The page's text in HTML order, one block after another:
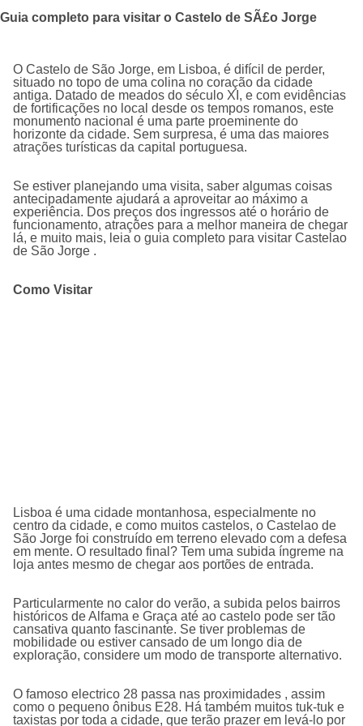
Guia completo para visitar o Castelo de SÃ£o Jorge
O Castelo de São Jorge, em Lisboa, é difícil de perder,
situado no topo de uma colina no coração da cidade
antiga. Datado de meados do século XI, e com evidências
de fortificações no local desde os tempos romanos, este
monumento nacional é uma parte proeminente do
horizonte da cidade. Sem surpresa, é uma das maiores
atrações turísticas da capital portuguesa.
Se estiver planejando uma visita, saber algumas coisas
antecipadamente ajudará a aproveitar ao máximo a
experiência. Dos preços dos ingressos até o horário de
funcionamento, atrações para a melhor maneira de chegar
lá, e muito mais, leia o guia completo para visitar Castelao
de São Jorge .
Como Visitar
Lisboa é uma cidade montanhosa, especialmente no
centro da cidade, e como muitos castelos, o Castelao de
São Jorge foi construído em terreno elevado com a defesa
em mente. O resultado final? Tem uma subida íngreme na
loja antes mesmo de chegar aos portões de entrada.
Particularmente no calor do verão, a subida pelos bairros
históricos de Alfama e Graça até ao castelo pode ser tão
cansativa quanto fascinante. Se tiver problemas de
mobilidade ou estiver cansado de um longo dia de
exploração, considere um modo de transporte alternativo.
O famoso electrico 28 passa nas proximidades , assim
como o pequeno ônibus E28. Há também muitos tuk-tuk e
taxistas por toda a cidade, que terão prazer em levá-lo por